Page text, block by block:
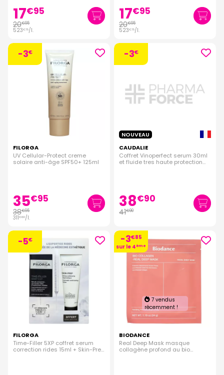
17€95
20€95
523€75/l.
17€95
20€95
523€75/l.
-3€
FILORGA
UV Cellular-Protect creme
solaire anti-âge SPF50+ 125ml
35€95
38€95
311€60/l.
-3€
NOUVEAU
CAUDALIE
Coffret Vinoperfect serum 30ml
et fluide tres haute protection
38€90
41€90
-5€
FILORGA
Time-Filler 5XP coffret serum
correction rides 15ml + Skin-Prep
-3€85
sur le 4ème
7 vendus
récemment !
BIODANCE
Real Deep Mask masque
collagène profond au bio